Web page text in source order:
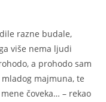
razne budale,
više nema ljudi
a prohodo sam
majmuna, te
čoveka… – rekao